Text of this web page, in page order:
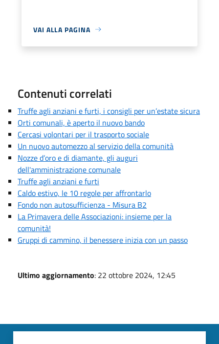
VAI ALLA PAGINA
Contenuti correlati
Truffe agli anziani e furti, i consigli per un’estate sicura
Orti comunali, è aperto il nuovo bando
Cercasi volontari per il trasporto sociale
Un nuovo automezzo al servizio della comunità
Nozze d’oro e di diamante, gli auguri
dell'amministrazione comunale
Truffe agli anziani e furti
Caldo estivo, le 10 regole per affrontarlo
Fondo non autosufficienza - Misura B2
La Primavera delle Associazioni: insieme per la
comunità!
Gruppi di cammino, il benessere inizia con un passo
Ultimo aggiornamento: 22 ottobre 2024, 12:45